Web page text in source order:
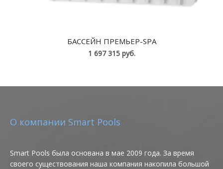
БАССЕЙН ПРЕМЬЕР-SPA
1 697 315 руб.
О компании Smart Pools
Smart Pools была основана в мае 2009 года. За время
своего существования наша компания накопила большой